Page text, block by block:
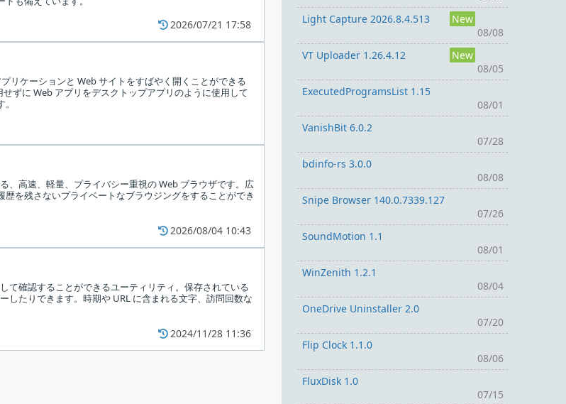
2026/07/21 17:58
リケーションと Web サイトをすばやく開くことができる
ずに Web アプリをデスクトップアプリのように使用して
、高速、軽量、プライバシー重視の Web ブラウザです。広
を残さないプライベートなブラウジングをすることができ
2026/08/04 10:43
て確認することができるユーティリティ。保存されている
したりできます。時期や URL に含まれる文字、訪問回数な
2024/11/28 11:36
Light Capture 2026.8.4.513
New
08/08
VT Uploader 1.26.4.12
New
08/05
ExecutedProgramsList 1.15
08/01
VanishBit 6.0.2
07/28
bdinfo-rs 3.0.0
08/08
Snipe Browser 140.0.7339.127
07/26
SoundMotion 1.1
08/01
WinZenith 1.2.1
08/04
OneDrive Uninstaller 2.0
07/20
Flip Clock 1.1.0
08/06
FluxDisk 1.0
07/15